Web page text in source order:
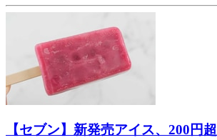
【セブン】新発売アイス、200円